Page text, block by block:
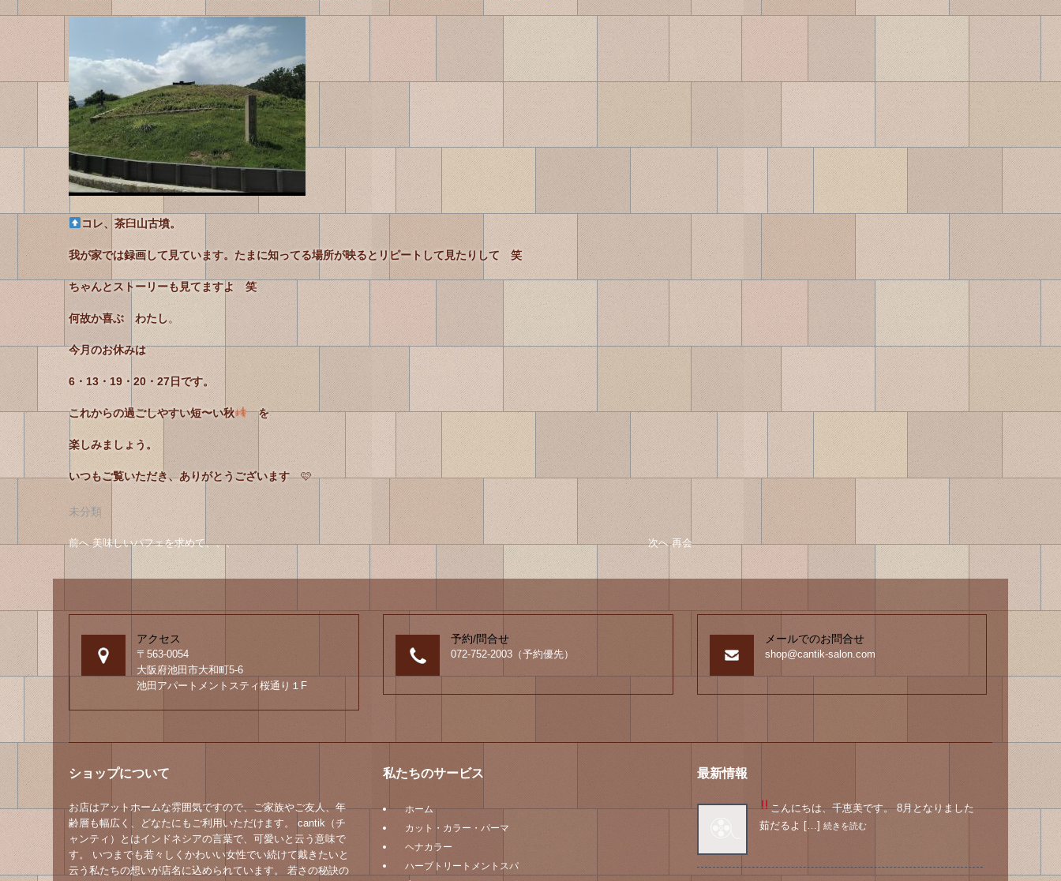
コレ、茶臼山古墳。
我が家では録画して見ています。たまに知ってる場所が映るとリピートして見たりして 笑
ちゃんとストーリーも見てますよ 笑
何故か喜ぶ わたし。
今月のお休みは
6・13・19・20・27日です。
これからの過ごしやすい短〜い秋 を
楽しみましょう。
いつもご覧いただき、ありがとうございます🩷
未分類
投
稿
ナ
ビ
シ
投
稿
ナ
ゲ
ー
ン
前へ 前
投
美味しいパフェを求めて、、、 次へ 次
の
投
再会
アクセス
〒563-0054
大阪府池田市大和町5-6
池田アパートメントスティ桜通り１F
予約/問合せ
072-752-2003（予約優先）
メールでのお問合せ
shop@cantik-salon.com
ショップについて
お店はアットホームな雰囲気ですので、ご家族やご友人、年
齢層も幅広く、どなたにもご利用いただけます。 cantik（チ
ャンティ）とはインドネシアの言葉で、可愛いと云う意味で
す。 いつまでも若々しくかわいい女性でい続けて戴きたいと
云う私たちの想いが店名に込められています。 若さの秘訣の
私たちのサービス
ホーム
カット・カラー・パーマ
ヘナカラー
ハーブトリートメントスパ
最新情報
こんにちは、千恵美です。 8月となりました
茹だるよ […] 続きを読む